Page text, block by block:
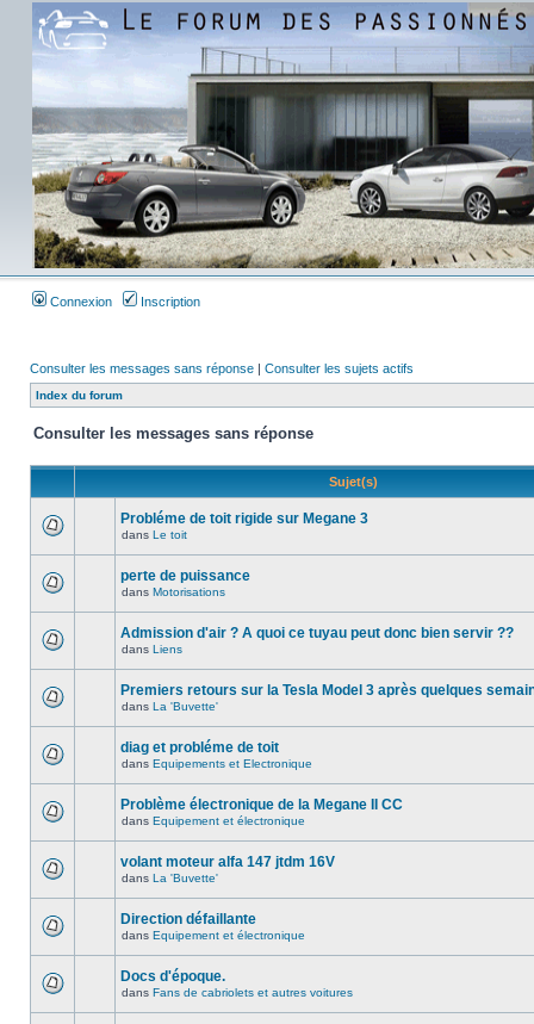
Connexion Inscription
Consulter les messages sans réponse | Consulter les sujets actifs
Index du forum
Consulter les messages sans réponse
Sujet(s)
Probléme de toit rigide sur Megane 3
dans Le toit
perte de puissance
dans Motorisations
Admission d'air ? A quoi ce tuyau peut donc bien servir ??
dans Liens
Premiers retours sur la Tesla Model 3 après quelques
dans La 'Buvette'
diag et probléme de toit
dans Equipements et Electronique
Problème électronique de la Megane II CC
dans Equipement et électronique
volant moteur alfa 147 jtdm 16V
dans La 'Buvette'
Direction défaillante
dans Equipement et électronique
Docs d'époque.
dans Fans de cabriolets et autres voitures